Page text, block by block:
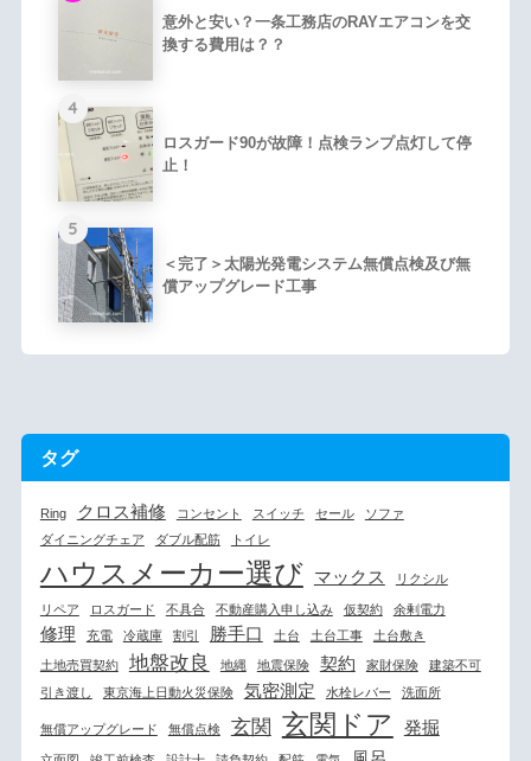
意外と安い？一条工務店のRAYエアコンを交
換する費用は？？
4
ロスガード90が故障！点検ランプ点灯して停
止！
5
＜完了＞太陽光発電システム無償点検及び無
償アップグレード工事
タグ
Ring クロス補修 コンセント スイッチ セール
ソファ
ダイニングチェア
ダブル配筋 トイレ
ハウスメーカー選び マックス リクシル
リペア ロスガード 不具合 不動産購入申し込み 仮契約 余剰電力
修理 充電 冷蔵庫 割引 勝手口 土台 土台工事 土台敷き
土地売買契約 地盤改良 地縄 地震保険 契約 家財保険
建築不可
引き渡し
東京海上日動火災保険 気密測定 水栓レバー 洗面所
無償アップグレード 無償点検 玄関 玄関ドア 発掘